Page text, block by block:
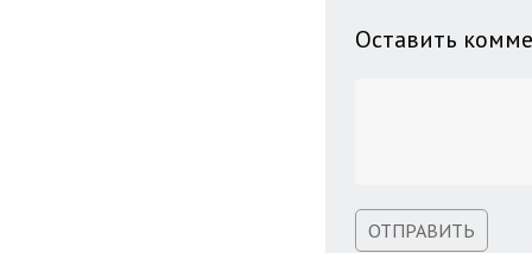
Оставить
ОТПРАВИТЬ